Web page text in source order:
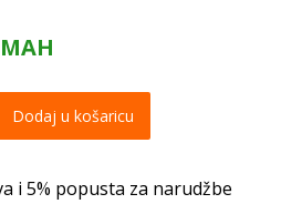
Dodaj u košaricu
i 5% popusta za narudžbe